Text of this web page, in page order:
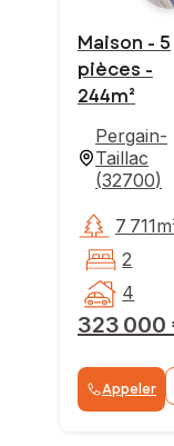
Maison - 5
pièces -
244m²
Pergain-
Taillac
(32700)
323 000
7
2
4
Appeler